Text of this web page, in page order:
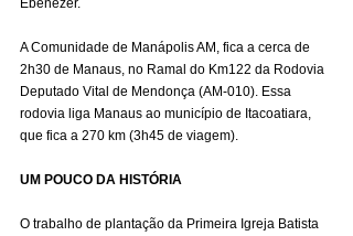
Ebenézer.
A Comunidade de Manápolis AM, fica a cerca de
2h30 de Manaus, no Ramal do Km122 da Rodovia
Deputado Vital de Mendonça (AM-010). Essa
rodovia liga Manaus ao município de Itacoatiara,
que fica a 270 km (3h45 de viagem).
UM POUCO DA HISTÓRIA
O trabalho de plantação da Primeira Igreja Batista